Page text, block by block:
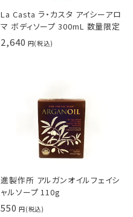
La Casta ラ・カスタ アイシーアロ
マ ボディソープ 300mL 数量限定
2,640
進製作所 アルガンオイルフェイシ
ャルソープ 110g
550